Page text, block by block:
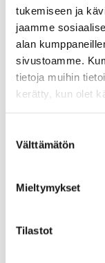
tukemiseen ja
jaamme
alan
sivustoamme.
tietoja muihin
kerätty, kun olet
valinta
Välttämätön
Mieltymykset
Tilastot
Indoor
Outdoor
Tilt
Gradeability
Outreach